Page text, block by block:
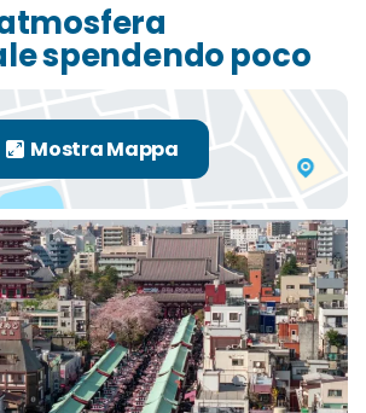
spendendo poco